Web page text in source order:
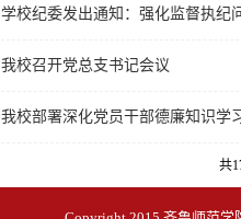
学校纪委发出通知：强化监督执纪
我校召开党总支书记会议
我校部署深化党员干部德廉知识学
共